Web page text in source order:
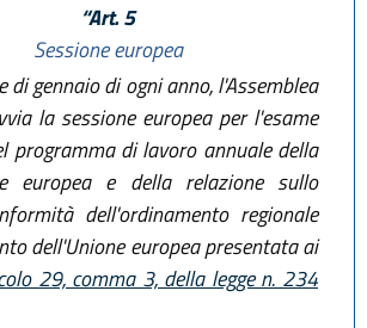
“Art. 5
Sessione europea
gennaio di ogni anno, l'Assemblea
la sessione europea per l'esame
programma di lavoro annuale della
europea e della relazione sullo
dell'ordinamento regionale
dell'Unione europea presentata ai
29, comma 3, della legge n. 234